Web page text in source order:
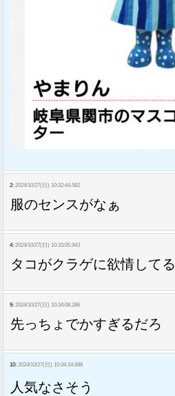
2: 2024/10/27(日) 10:32:44.582
服のセンスがなぁ
4: 2024/10/27(日) 10:33:05.943
タコがクラゲに欲情してる
9: 2024/10/27(日) 10:34:08.286
先っちょでかすぎるだろ
10: 2024/10/27(日) 10:34:14.688
人気なさそう